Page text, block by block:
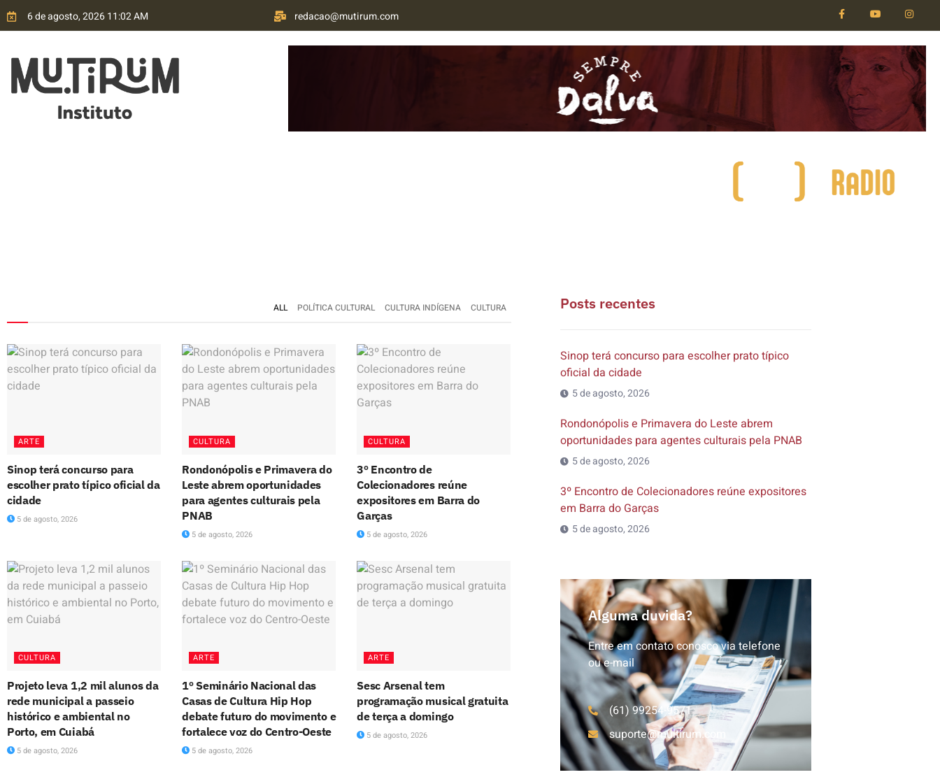
6 de agosto, 2026 11:02 AM redacao@mutirum.com
ALL POLÍTICA CULTURAL CULTURA INDÍGENA CULTURA
ARTE
Sinop terá concurso para
escolher prato típico oficial da
cidade
5 de agosto, 2026
CULTURA
Rondonópolis e Primavera do
Leste abrem oportunidades
para agentes culturais pela
PNAB
5 de agosto, 2026
CULTURA
3º Encontro de
Colecionadores reúne
expositores em Barra do
Garças
5 de agosto, 2026
CULTURA
Projeto leva 1,2 mil alunos da
rede municipal a passeio
histórico e ambiental no
Porto, em Cuiabá
5 de agosto, 2026
ARTE
1º Seminário Nacional das
Casas de Cultura Hip Hop
debate futuro do movimento e
fortalece voz do Centro-Oeste
5 de agosto, 2026
ARTE
Sesc Arsenal tem
programação musical gratuita
de terça a domingo
5 de agosto, 2026
Posts recentes
Sinop terá concurso para escolher prato típico
oficial da cidade
5 de agosto, 2026
Rondonópolis e Primavera do Leste abrem
oportunidades para agentes culturais pela PNAB
5 de agosto, 2026
3º Encontro de Colecionadores reúne expositores
em Barra do Garças
5 de agosto, 2026
Alguma duvida?
Entre em contato conosco via telefone
ou e-mail
(61) 99254-9571
suporte@multirum.com